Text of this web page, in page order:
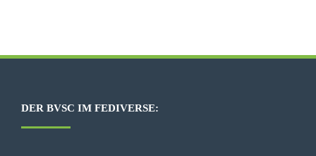
DER BVSC IM FEDIVERSE: